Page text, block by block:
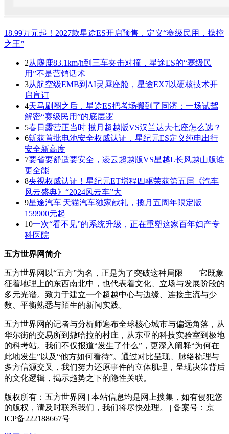
18.99万元起！2027款星途ES开启预售，定义“赛级民用，操控
之王”
2从麋鹿83.1km/h到三车夹击对撞，星途ES的“赛级民
用”不是营销话术
3从航空级EMB到AI灵犀座舱，星途EX7以硬核技术开
启盲订
4天马刷圈之后，星途ES把考场搬到了同济：一场试驾
解密“赛级民用”的底层逻
5春日露营正当时 揽月超越版VS汉兰达大七座怎么选？
6斩获首批电池安全权威认证，星纪元ES定义纯电出行
安全新高度
7要省要舒适要安全，凌云超越版VS星越L长风越山版谁
更全能
8央视权威认证！星纪元ET增程四驱荣获第五届《汽车
风云盛典》“2024风云车”大
9星途汽车|天猫汽车独家献礼，揽月五周年限定版
159900元起
10一次“看不见”的系统升级，正在重塑这家百年妇产专
科医院
五方世界网简介
五方世界网以“五方”为名，正是为了突破这种局限——它既象
征着地理上的东西南北中，也代表着文化、立场与发展阶段的
多元光谱。致力于建立一个超越中心与边缘、连接主流与少
数、平衡熟悉与陌生的新闻实践。
五方世界网的记者与分析师遍布全球核心城市与偏远角落，从
华尔街的交易所到撒哈拉的村庄，从东亚的科技实验室到极地
的科考站。我们不仅报道“发生了什么”，更深入阐释“为何在
此地发生”以及“他方如何看待”。通过对比呈现、脉络梳理与
多方信源交叉，我们努力还原事件的立体肌理，呈现决策背后
的文化逻辑，揭示趋势之下的隐性关联。
版权所有：五方世界网 | 本站信息均是网上搜集，如有侵犯您
的版权，请及时联系我们，我们将尽快处理。 | 备案号：京
ICP备222188667号